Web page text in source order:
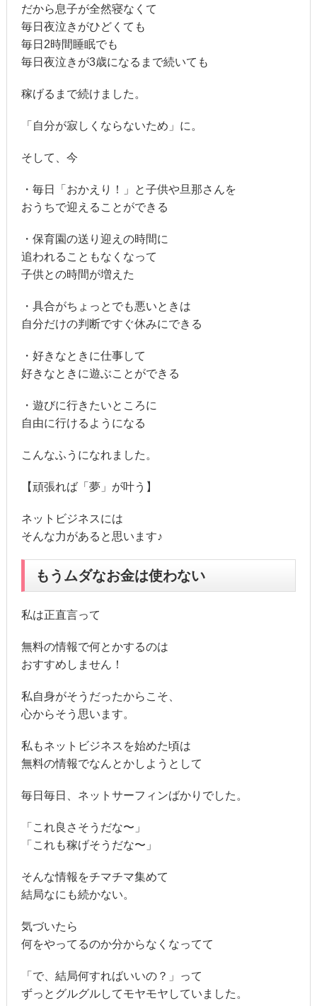
だから息子が全然寝なくて
毎日夜泣きがひどくても
毎日2時間睡眠でも
毎日夜泣きが3歳になるまで続いても
稼げるまで続けました。
「自分が寂しくならないため」に。
そして、今
・毎日「おかえり！」と子供や旦那さんを
おうちで迎えることができる
・保育園の送り迎えの時間に
追われることもなくなって
子供との時間が増えた
・具合がちょっとでも悪いときは
自分だけの判断ですぐ休みにできる
・好きなときに仕事して
好きなときに遊ぶことができる
・遊びに行きたいところに
自由に行けるようになる
こんなふうになれました。
【頑張れば「夢」が叶う】
ネットビジネスには
そんな力があると思います♪
もうムダなお金は使わない
私は正直言って
無料の情報で何とかするのは
おすすめしません！
私自身がそうだったからこそ、
心からそう思います。
私もネットビジネスを始めた頃は
無料の情報でなんとかしようとして
毎日毎日、ネットサーフィンばかりでした。
「これ良さそうだな〜」
「これも稼げそうだな〜」
そんな情報をチマチマ集めて
結局なにも続かない。
気づいたら
何をやってるのか分からなくなってて
「で、結局何すればいいの？」って
ずっとグルグルしてモヤモヤしていました。